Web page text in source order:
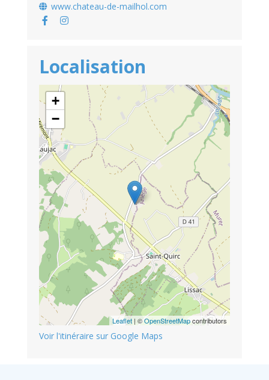
www.chateau-de-mailhol.com
Localisation
+
−
Leaflet | ©OpenStreetMapcontributors
Voir l'itinéraire sur Google Maps